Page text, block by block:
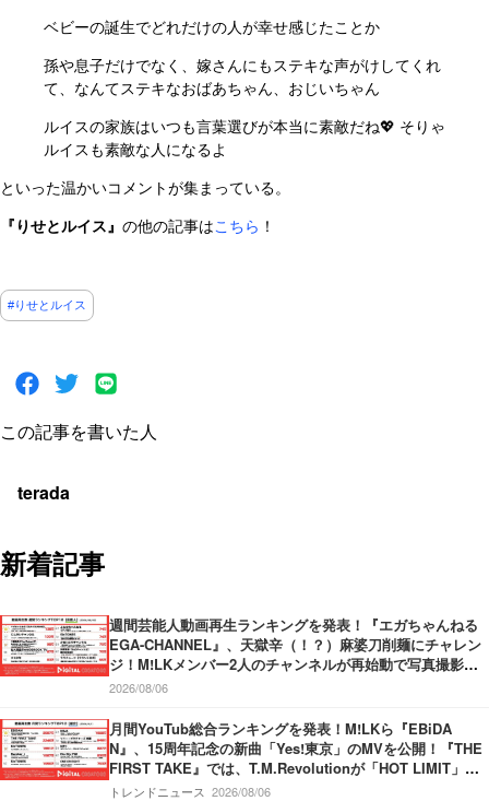
ベビーの誕生でどれだけの人が幸せ感じたことか
孫や息子だけでなく、嫁さんにもステキな声がけしてくれ
て、なんてステキなおばあちゃん、おじいちゃん
ルイスの家族はいつも言葉選びが本当に素敵だね💖 そりゃ
ルイスも素敵な人になるよ
といった温かいコメントが集まっている。
『りせとルイス』 の他の記事はこちら ！
#りせとルイス
この記事を書いた人
terada
新着記事
週間芸能人動画再生ランキングを発表！『エガちゃんねる
EGA-CHANNEL』、天獄辛（！？）麻婆刀削麺にチャレン
ジ！M!LKメンバー2人のチャンネルが再始動で写真撮影！
『中田敦彦のYouTube大学 – NAKATA UNIVERSITY』、日
2026/08/06
月間YouTub総合ランキングを発表！M!LKら『EBiDA
N』、15周年記念の新曲「Yes!東京」のMVを公開！『THE
FIRST TAKE』では、T.M.Revolutionが「HOT LIMIT」を
披露！『SixTONES』新曲「マイオンリー」のMVを公開！
トレンドニュース 2026/08/06